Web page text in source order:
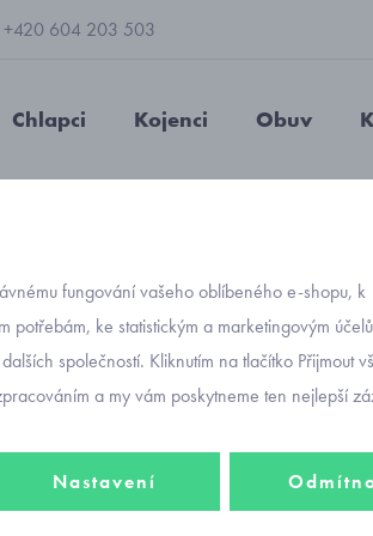
+420 604 203 503
Chlapci Kojenci Obuv
Objednávací
448
fungování vašeho oblíbeného e-shopu, k
potřebám, ke statistickým a marketingovým
společností. Kliknutím na tlačítko Přijmout
a my vám poskytneme ten nejlepší
Nastavení